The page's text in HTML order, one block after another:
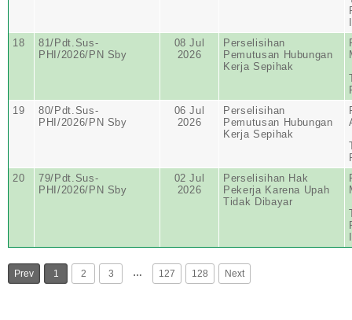
18
81/Pdt.Sus-
PHI/2026/PN Sby
08 Jul
2026
Perselisihan
Pemutusan Hubungan
Kerja Sepihak
19
80/Pdt.Sus-
PHI/2026/PN Sby
06 Jul
2026
Perselisihan
Pemutusan Hubungan
Kerja Sepihak
20
79/Pdt.Sus-
PHI/2026/PN Sby
02 Jul
2026
Perselisihan Hak
Pekerja Karena Upah
Tidak Dibayar
Prev 1 2 3 … 127 128 Next